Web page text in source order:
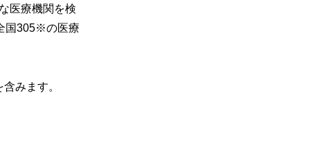
医療機関を検
国305※の医療
みます。